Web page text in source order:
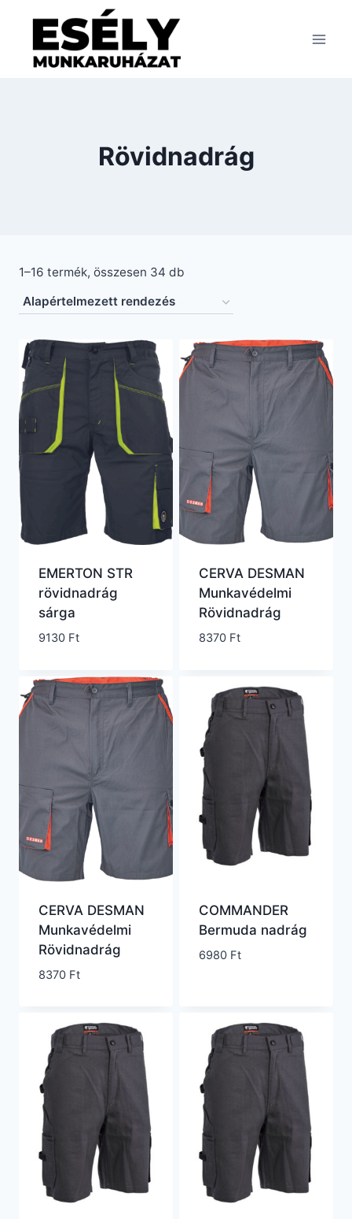
content
Rövidnadrág
1–16 termék, összesen 34 db
EMERTON STR
rövidnadrág
sárga
9130 Ft
CERVA DESMAN
Munkavédelmi
Rövidnadrág
8370 Ft
CERVA DESMAN
Munkavédelmi
Rövidnadrág
8370 Ft
COMMANDER
Bermuda nadrág
6980 Ft